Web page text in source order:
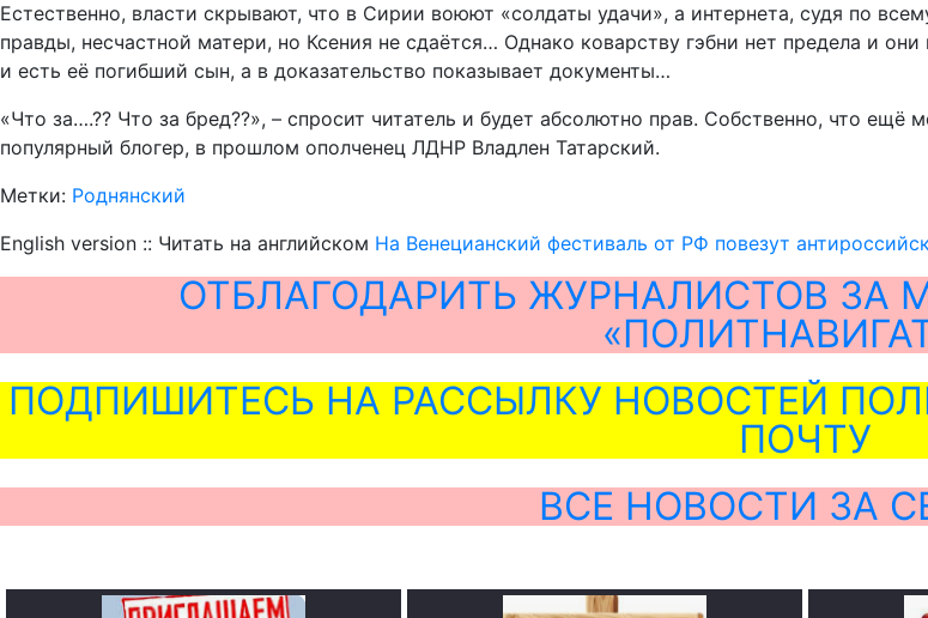
Естественно, власти скрывают, что в Сирии воюют «солдаты удачи», а интернета, судя по
правды, несчастной матери, но Ксения не сдаётся… Однако коварству гэбни нет предела и
и есть её погибший сын, а в доказательство показывает документы…
«Что за….?? Что за бред??», – спросит читатель и будет абсолютно прав. Собственно, что
популярный блогер, в прошлом ополченец ЛДНР Владлен Татарский.
Метки: Роднянский
English version :: Читать на английском На Венецианский фестиваль от РФ повезут
ОТБЛАГОДАРИТЬ ЖУРНАЛИСТОВ ЗА
ПОДПИШИТЕСЬ НА РАССЫЛКУ НОВОСТЕЙ
ПОЧТУ
ВСЕ НОВОСТИ ЗА